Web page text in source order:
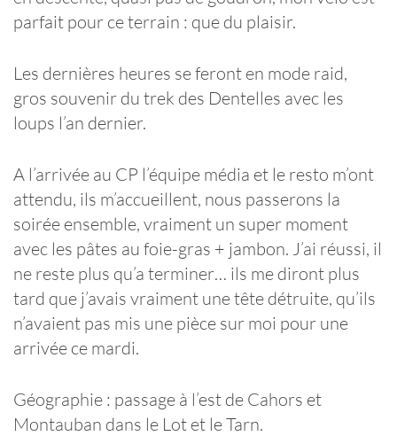
parfait pour ce terrain : que du plaisir.
Les dernières heures se feront en mode raid,
gros souvenir du trek des Dentelles avec les
loups l’an dernier.
A l’arrivée au CP l’équipe média et le resto m’ont
attendu, ils m’accueillent, nous passerons la
soirée ensemble, vraiment un super moment
avec les pâtes au foie-gras + jambon. J’ai réussi, il
ne reste plus qu’a terminer… ils me diront plus
tard que j’avais vraiment une tête détruite, qu’ils
n’avaient pas mis une pièce sur moi pour une
arrivée ce mardi.
Géographie : passage à l’est de Cahors et
Montauban dans le Lot et le Tarn.